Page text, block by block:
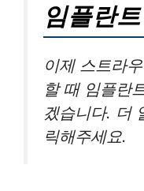
임플란
이제 스트라
할 때 임플란
겠습니다. 더
릭해주세요.